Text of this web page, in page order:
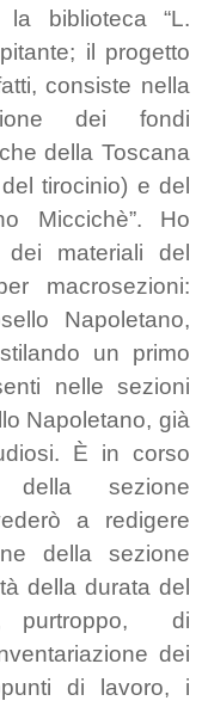
la biblioteca “L.
il progetto
consiste nella
dei fondi
della Toscana
tirocinio) e del
Miccichè”. Ho
materiali del
macrosezioni:
Napoletano,
stilando un primo
nelle sezioni
Napoletano, già
È in corso
della sezione
a redigere
della sezione
della durata del
purtroppo,
di
dei
di lavoro, i